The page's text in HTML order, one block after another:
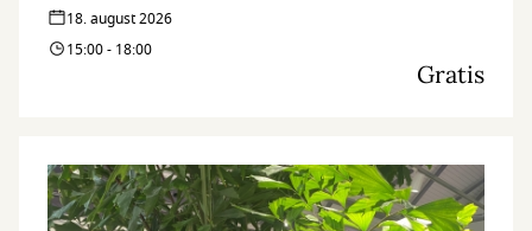
18. august 2026
15:00 - 18:00
Gratis